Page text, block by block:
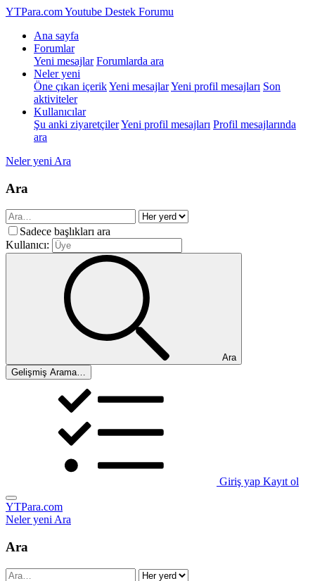
YTPara.comYoutube Destek Forumu
Ana sayfa
Forumlar
Yeni mesajlar Forumlarda ara
Neler yeni
Öne çıkan içerikYeni mesajlarYeni profil mesajları Son
aktiviteler
Kullanıcılar
Şu anki ziyaretçilerYeni profil mesajları Profil mesajlarında
ara
Neler yeni Ara
Ara
Sadece başlıkları ara
Kullanıcı:
Ara
Gelişmiş Arama…
Giriş yap Kayıt ol
YTPara.com
Neler yeniAra
Ara